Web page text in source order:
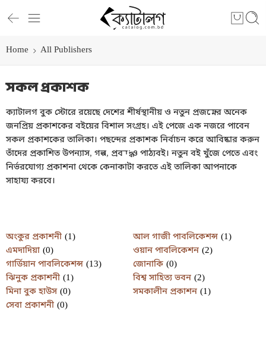
Home All Publishers
সকল প্রকাশক
ক্যাটালগ বুক স্টোরে রয়েছে দেশের শীর্ষস্থানীয় ও নতুন প্রজন্মের অনেক
জনপ্রিয় প্রকাশকের বইয়ের বিশাল সংগ্রহ। এই পেজে এক নজরে পাবেন
সকল প্রকাশকের তালিকা। পছন্দের প্রকাশক নির্বাচন করে আবিষ্কার করুন
তাঁদের প্রকাশিত উপন্যাস, গল্প, প্রবন্ধ ও পাঠ্যবই। নতুন বই খুঁজে পেতে এবং
নির্ভরযোগ্য প্রকাশনা থেকে কেনাকাটা করতে এই তালিকা আপনাকে
সাহায্য করবে।
অংকুর প্রকাশনী (1) আল গাজী পাবলিকেশন্স (1)
এমদাদিয়া (0) ওয়ান পাবলিকেশন (2)
গার্ডিয়ান পাবলিকেশন্স (13) জোনাকি (0)
ঝিনুক প্রকাশনী (1) বিশ্ব সাহিত্য ভবন (2)
মিনা বুক হাউস (0) সমকালীন প্রকাশন (1)
সেবা প্রকাশনী (0)